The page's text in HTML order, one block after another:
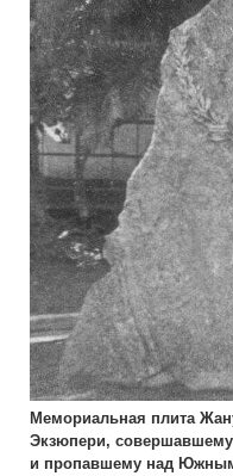
Мемориальная плита
Экзюпери,
и пропавшему над